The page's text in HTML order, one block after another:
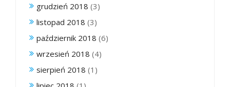
grudzień 2018 (3)
listopad 2018 (3)
październik 2018 (6)
wrzesień 2018 (4)
sierpień 2018 (1)